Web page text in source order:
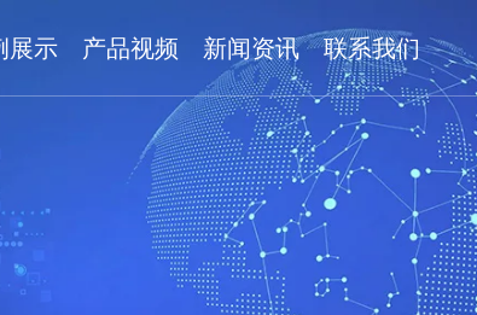
展示 产品视频 新闻资讯 联系我们